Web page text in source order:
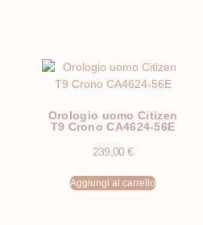
Orologio uomo Citizen
T9 Crono CA4624-56E
239,00 €
Aggiungi al carrello